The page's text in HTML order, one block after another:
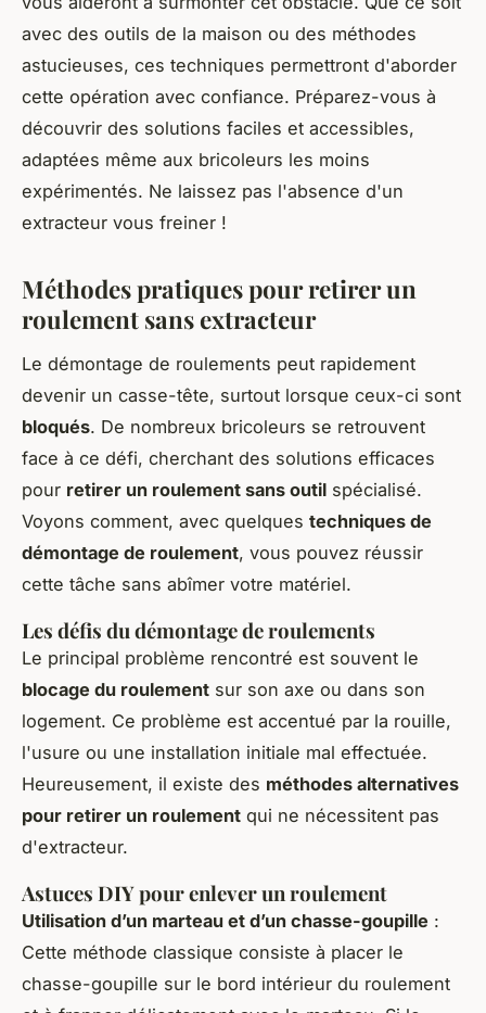
avec des outils de la maison ou des méthodes
astucieuses, ces techniques permettront d'aborder
cette opération avec confiance. Préparez-vous à
découvrir des solutions faciles et accessibles,
adaptées même aux bricoleurs les moins
expérimentés. Ne laissez pas l'absence d'un
extracteur vous freiner !
Méthodes pratiques pour retirer un
roulement sans extracteur
Le démontage de roulements peut rapidement
devenir un casse-tête, surtout lorsque ceux-ci sont
bloqués. De nombreux bricoleurs se retrouvent
face à ce défi, cherchant des solutions efficaces
pour retirer un roulement sans outil spécialisé.
Voyons comment, avec quelques techniques de
démontage de roulement, vous pouvez réussir
cette tâche sans abîmer votre matériel.
Les défis du démontage de roulements
Le principal problème rencontré est souvent le
blocage du roulement sur son axe ou dans son
logement. Ce problème est accentué par la rouille,
l'usure ou une installation initiale mal effectuée.
Heureusement, il existe des méthodes alternatives
pour retirer un roulement qui ne nécessitent pas
d'extracteur.
Astuces DIY pour enlever un roulement
Utilisation d’un marteau et d’un chasse-goupille :
Cette méthode classique consiste à placer le
chasse-goupille sur le bord intérieur du roulement